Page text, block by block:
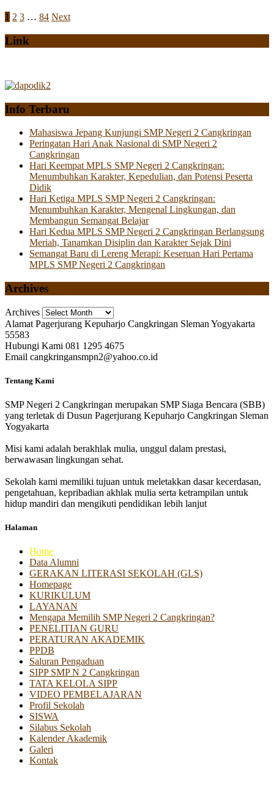
1 2 3 … 84 Next
Link
Info Terbaru
Mahasiswa Jepang Kunjungi SMP Negeri 2 Cangkringan
Peringatan Hari Anak Nasional di SMP Negeri 2
Cangkringan
Hari Keempat MPLS SMP Negeri 2 Cangkringan:
Menumbuhkan Karakter, Kepedulian, dan Potensi Peserta
Didik
Hari Ketiga MPLS SMP Negeri 2 Cangkringan:
Menumbuhkan Karakter, Mengenal Lingkungan, dan
Membangun Semangat Belajar
Hari Kedua MPLS SMP Negeri 2 Cangkringan Berlangsung
Meriah, Tanamkan Disiplin dan Karakter Sejak Dini
Semangat Baru di Lereng Merapi: Keseruan Hari Pertama
MPLS SMP Negeri 2 Cangkringan
Archives
Archives
Alamat Pagerjurang Kepuharjo Cangkringan Sleman Yogyakarta
55583
Hubungi Kami 081 1295 4675
Email cangkringansmpn2@yahoo.co.id
Tentang Kami
SMP Negeri 2 Cangkringan merupakan SMP Siaga Bencara (SBB)
yang terletak di Dusun Pagerjurang Kepuharjo Cangkringan Sleman
Yogyakarta
Misi kami adalah berakhlak mulia, unggul dalam prestasi,
berwawasan lingkungan sehat.
Sekolah kami memiliki tujuan untuk meletakkan dasar kecerdasan,
pengetahuan, kepribadian akhlak mulia serta ketrampilan untuk
hidup mandiri dan mengikuti pendidikan lebih lanjut
Halaman
Home
Data Alumni
GERAKAN LITERASI SEKOLAH (GLS)
Homepage
KURIKULUM
LAYANAN
Mengapa Memilih SMP Negeri 2 Cangkringan?
PENELITIAN GURU
PERATURAN AKADEMIK
PPDB
Saluran Pengaduan
SIPP SMP N 2 Cangkringan
TATA KELOLA SIPP
VIDEO PEMBELAJARAN
Profil Sekolah
SISWA
Silabus Sekolah
Kalender Akademik
Galeri
Kontak